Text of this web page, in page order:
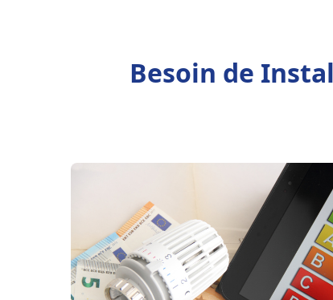
Besoin de